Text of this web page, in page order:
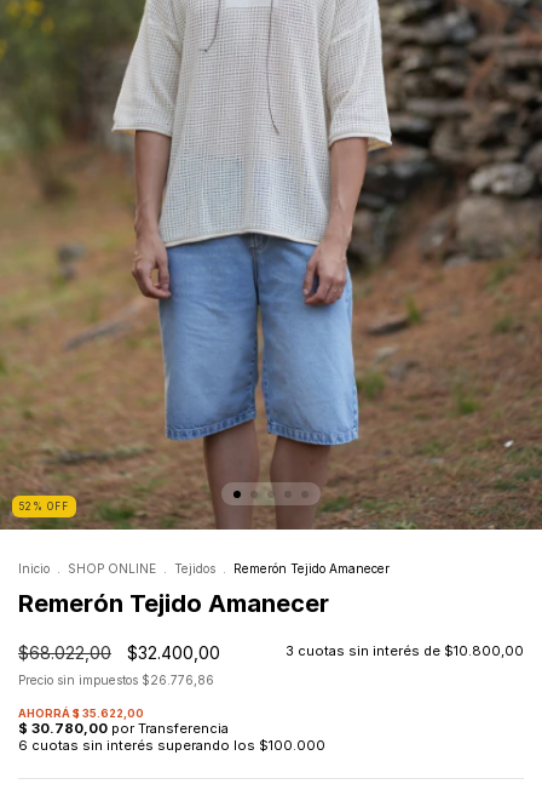
52 % OFF
Inicio . SHOP ONLINE . Tejidos . Remerón Tejido Amanecer
Remerón Tejido Amanecer
$68.022,00 $32.400,00 3 cuotas sin interés de $10.800,00
Precio sin impuestos $26.776,86